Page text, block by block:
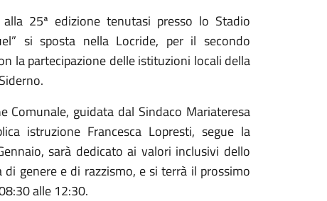
25ª edizione tenutasi presso lo Stadio
si sposta nella Locride, per il secondo
la partecipazione delle istituzioni locali della
Comunale, guidata dal Sindaco Mariateresa
istruzione Francesca Lopresti, segue la
sarà dedicato ai valori inclusivi dello
genere e di razzismo, e si terrà il prossimo
alle 12:30.